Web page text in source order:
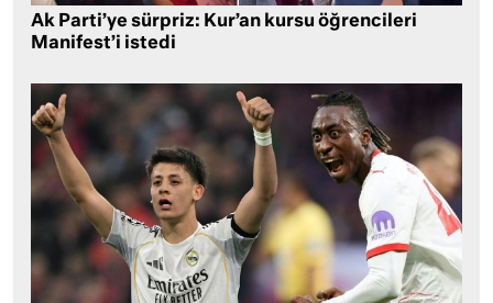
Ak Parti’ye sürpriz: Kur’an kursu öğrencileri
Manifest’i istedi